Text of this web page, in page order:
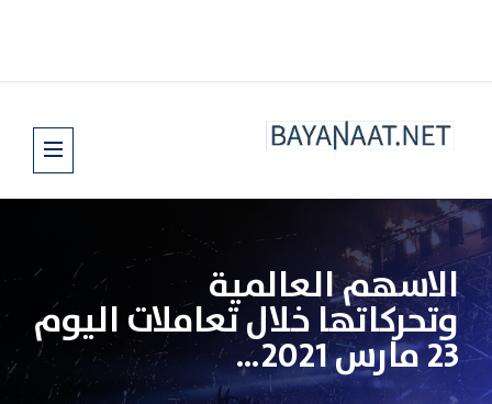
الاسهم العالمية
وتحركاتها خلال تعاملات اليوم
23 مارس 2021…